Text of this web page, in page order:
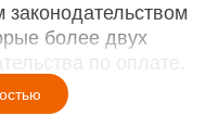
более двух
по оплате.